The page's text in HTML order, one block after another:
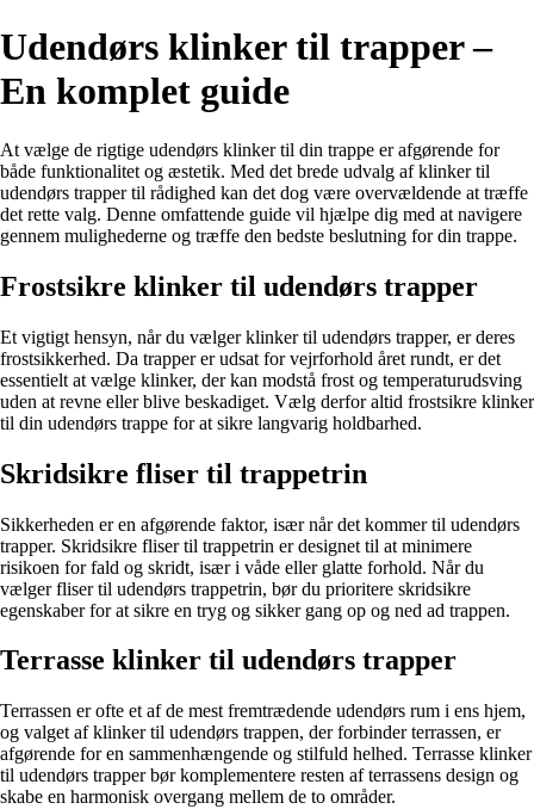
Udendørs klinker til trapper –
En komplet guide
At vælge de rigtige udendørs klinker til din trappe er afgørende for
både funktionalitet og æstetik. Med det brede udvalg af klinker til
udendørs trapper til rådighed kan det dog være overvældende at træffe
det rette valg. Denne omfattende guide vil hjælpe dig med at navigere
gennem mulighederne og træffe den bedste beslutning for din trappe.
Frostsikre klinker til udendørs trapper
Et vigtigt hensyn, når du vælger klinker til udendørs trapper, er deres
frostsikkerhed. Da trapper er udsat for vejrforhold året rundt, er det
essentielt at vælge klinker, der kan modstå frost og temperaturudsving
uden at revne eller blive beskadiget. Vælg derfor altid frostsikre klinker
til din udendørs trappe for at sikre langvarig holdbarhed.
Skridsikre fliser til trappetrin
Sikkerheden er en afgørende faktor, især når det kommer til udendørs
trapper. Skridsikre fliser til trappetrin er designet til at minimere
risikoen for fald og skridt, især i våde eller glatte forhold. Når du
vælger fliser til udendørs trappetrin, bør du prioritere skridsikre
egenskaber for at sikre en tryg og sikker gang op og ned ad trappen.
Terrasse klinker til udendørs trapper
Terrassen er ofte et af de mest fremtrædende udendørs rum i ens hjem,
og valget af klinker til udendørs trappen, der forbinder terrassen, er
afgørende for en sammenhængende og stilfuld helhed. Terrasse klinker
til udendørs trapper bør komplementere resten af terrassens design og
skabe en harmonisk overgang mellem de to områder.